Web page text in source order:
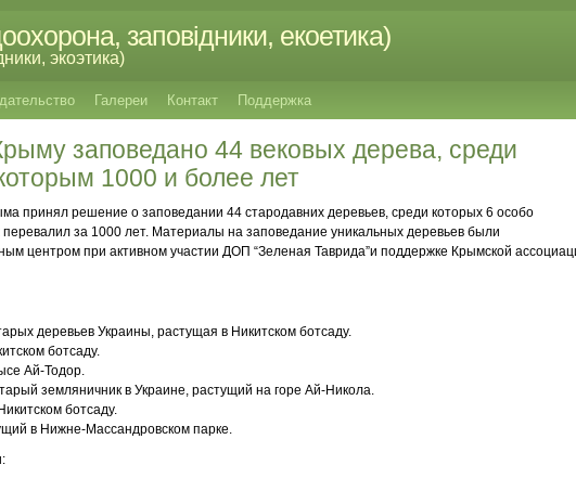
заповідники, екоетика)
экоэтика)
Галереи Контакт Поддержка
заповедано 44 вековых дерева, среди
1000 и более лет
принял решение о заповедании 44 стародавних деревьев, среди которых 6 особо
за 1000 лет. Материалы на заповедание уникальных деревьев были
центром при активном участии ДОП “Зеленая Таврида”и поддержке Крымской
деревьев Украины, растущая в Никитском ботсаду.
ботсаду.
Ай-Тодор.
земляничник в Украине, растущий на горе Ай-Никола.
ботсаду.
в Нижне-Массандровском парке.